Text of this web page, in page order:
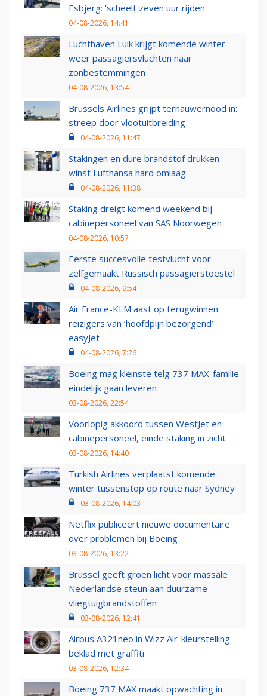
Esbjerg: 'scheelt zeven uur rijden'
04-08-2026, 14:41
Luchthaven Luik krijgt komende winter
weer passagiersvluchten naar
zonbestemmingen
04-08-2026, 13:54
Brussels Airlines grijpt ternauwernood in:
streep door vlootuitbreiding
04-08-2026, 11:47
Stakingen en dure brandstof drukken
winst Lufthansa hard omlaag
04-08-2026, 11:38
Staking dreigt komend weekend bij
cabinepersoneel van SAS Noorwegen
04-08-2026, 10:57
Eerste succesvolle testvlucht voor
zelfgemaakt Russisch passagierstoestel
04-08-2026, 9:54
Air France-KLM aast op terugwinnen
reizigers van ‘hoofdpijn bezorgend’
easyJet
04-08-2026, 7:26
Boeing mag kleinste telg 737 MAX-familie
eindelijk gaan leveren
03-08-2026, 22:54
Voorlopig akkoord tussen WestJet en
cabinepersoneel, einde staking in zicht
03-08-2026, 14:40
Turkish Airlines verplaatst komende
winter tussenstop op route naar Sydney
03-08-2026, 14:03
Netflix publiceert nieuwe documentaire
over problemen bij Boeing
03-08-2026, 13:22
Brussel geeft groen licht voor massale
Nederlandse steun aan duurzame
vliegtuigbrandstoffen
03-08-2026, 12:41
Airbus A321neo in Wizz Air-kleurstelling
beklad met graffiti
03-08-2026, 12:34
Boeing 737 MAX maakt opwachting in